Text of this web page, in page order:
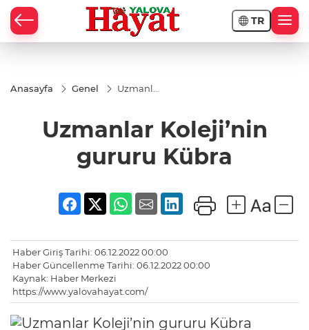
TR
Anasayfa Genel
Uzmanlar
Kübra
Uzmanlar Koleji’nin
gururu Kübra
Haber Giriş Tarihi: 06.12.2022 00:00
Haber Güncellenme Tarihi: 06.12.2022 00:00
Kaynak: Haber Merkezi
https://www.yalovahayat.com/